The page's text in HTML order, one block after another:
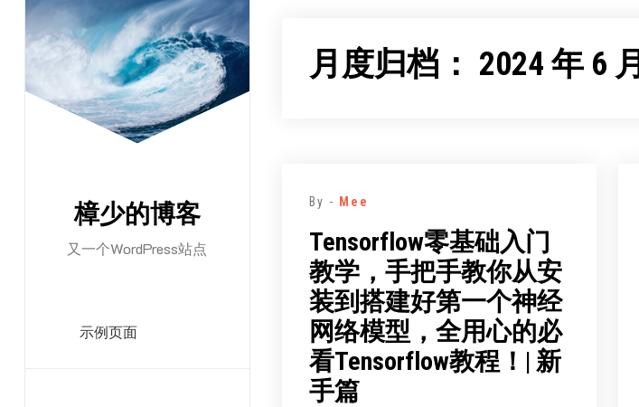
樟少的博客
又一个WordPress站点
示例页面
月度归档： 2024 年 6 月
By - Mee
Tensorflow零基础入门
教学，手把手教你从安
装到搭建好第一个神经
网络模型，全用心的必
看Tensorflow教程！| 新
手篇